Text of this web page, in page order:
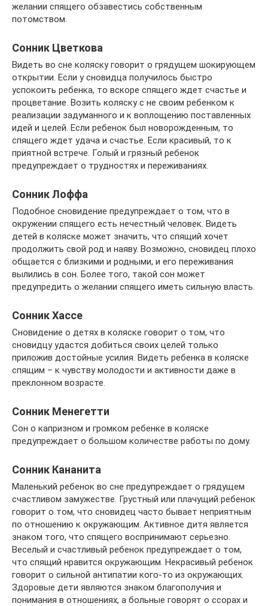
желании спящего обзавестись собственным
потомством.
Сонник Цветкова
Видеть во сне коляску говорит о грядущем шокирующем
открытии. Если у сновидца получилось быстро
успокоить ребенка, то вскоре спящего ждет счастье и
процветание. Возить коляску с не своим ребенком к
реализации задуманного и к воплощению поставленных
идей и целей. Если ребенок был новорожденным, то
спящего ждет удача и счастье. Если красивый, то к
приятной встрече. Голый и грязный ребенок
предупреждает о трудностях и переживаниях.
Сонник Лоффа
Подобное сновидение предупреждает о том, что в
окружении спящего есть нечестный человек. Видеть
детей в коляске может значить, что спящий хочет
продолжить свой род и наяву. Возможно, сновидец плохо
общается с близкими и родными, и его переживания
вылились в сон. Более того, такой сон может
предупредить о желании спящего иметь сильную власть.
Сонник Хассе
Сновидение о детях в коляске говорит о том, что
сновидцу удастся добиться своих целей только
приложив достойные усилия. Видеть ребенка в коляске
спящим – к чувству молодости и активности даже в
преклонном возрасте.
Сонник Менегетти
Сон о капризном и громком ребенке в коляске
предупреждает о большом количестве работы по дому.
Сонник Кананита
Маленький ребенок во сне предупреждает о грядущем
счастливом замужестве. Грустный или плачущий ребенок
говорит о том, что сновидец часто бывает неприятным
по отношению к окружающим. Активное дитя является
знаком того, что спящего воспринимают серьезно.
Веселый и счастливый ребенок предупреждает о том,
что спящий нравится окружающим. Некрасивый ребенок
говорит о сильной антипатии кого-то из окружающих.
Здоровые дети являются знаком благополучия и
понимания в отношениях, а больные говорят о ссорах и